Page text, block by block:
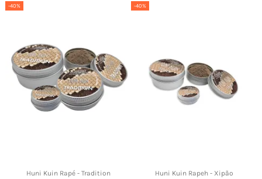
-40%
Huni Kuin Rapé - Tradition
-40%
Huni Kuin Rapeh - Xipão